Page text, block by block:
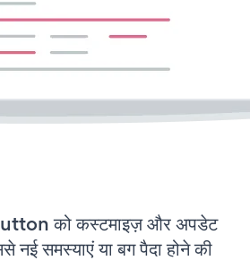
को कस्टमाइज़ और अपडेट
समस्याएं या बग पैदा होने की